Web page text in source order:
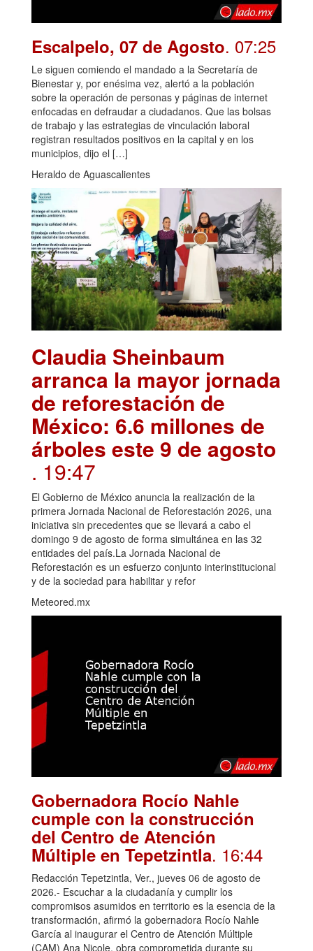
Escalpelo, 07 de Agosto. 07:25
Le siguen comiendo el mandado a la Secretaría de
Bienestar y, por enésima vez, alertó a la población
sobre la operación de personas y páginas de internet
enfocadas en defraudar a ciudadanos. Que las bolsas
de trabajo y las estrategias de vinculación laboral
registran resultados positivos en la capital y en los
municipios, dijo el […]
Heraldo de Aguascalientes
Claudia Sheinbaum
arranca la mayor jornada
de reforestación de
México: 6.6 millones de
árboles este 9 de agosto
. 19:47
El Gobierno de México anuncia la realización de la
primera Jornada Nacional de Reforestación 2026, una
iniciativa sin precedentes que se llevará a cabo el
domingo 9 de agosto de forma simultánea en las 32
entidades del país.La Jornada Nacional de
Reforestación es un esfuerzo conjunto interinstitucional
y de la sociedad para habilitar y refor
Meteored.mx
Gobernadora Rocío Nahle
cumple con la construcción
del Centro de Atención
Múltiple en Tepetzintla. 16:44
Redacción Tepetzintla, Ver., jueves 06 de agosto de
2026.- Escuchar a la ciudadanía y cumplir los
compromisos asumidos en territorio es la esencia de la
transformación, afirmó la gobernadora Rocío Nahle
García al inaugurar el Centro de Atención Múltiple
(CAM) Ana Nicole, obra comprometida durante su